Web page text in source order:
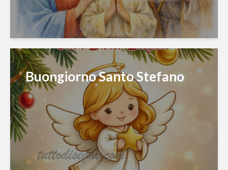
Buongiorno Santo Stefano